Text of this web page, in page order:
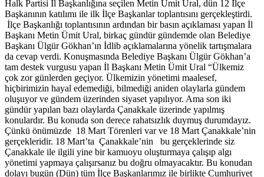
Halk Partisi İl Başkanlığına seçilen Metin Ümit Ural, dün 12 İlçe
Başkanının katılımı ile ilk İlçe Başkanlar toplantısını gerçekleştirdi.
İlçe Başkanlığı toplantısının ardından bir basın açıklaması yapan İl
Başkanı Metin Ümit Ural, birkaç gündür gündemde olan Belediye
Başkanı Ülgür Gökhan’ın İdlib açıklamalarına yönelik tartışmalara
da cevap verdi. Konuşmasında Belediye Başkanı Ülgür Gökhan’a
tam destek vurgusu yapan İl Başkanı Metin Ümit Ural “Ülkemiz
çok zor günlerden geçiyor. Ülkemizin yönetimi maalesef,
hiçbirimizin hayal edemediği, bilmediği aniden olaylarla gündem
oluşuyor ve gündem üzerinden siyaset yapılıyor. Ama son iki
gündür yapılan bazı olaylarda Çanakkale üzerinde yapılmış
konulardır. Bu konuda son derece rahatsızlık duymuş durumdayız.
Çünkü önümüzde 18 Mart Törenleri var ve 18 Mart Çanakkale’nin
gerçekleridir. 18 Mart’ta Çanakkale’nin bu gerçeklerinde siz
Çanakkale ile ilgili yine bir kamuoyu oluşturmaya çalışıp algı
yönetimi yapmaya çalışırsanız bu doğru olmayacaktır. Bu konudan
dolayı bugün (Dün) tüm İlçe Başkanlarımız ile birlikte Cumhuriyet